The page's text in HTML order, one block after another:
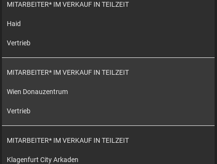
MITARBEITER* IM VERKAUF IN TEILZEIT
Haid
Vertrieb
MITARBEITER* IM VERKAUF IN TEILZEIT
Wien Donauzentrum
Vertrieb
MITARBEITER* IM VERKAUF IN TEILZEIT
Klagenfurt City Arkaden